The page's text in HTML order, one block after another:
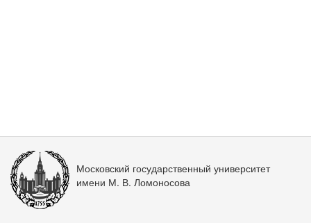
Московский государственный университет
имени М. В. Ломоносова